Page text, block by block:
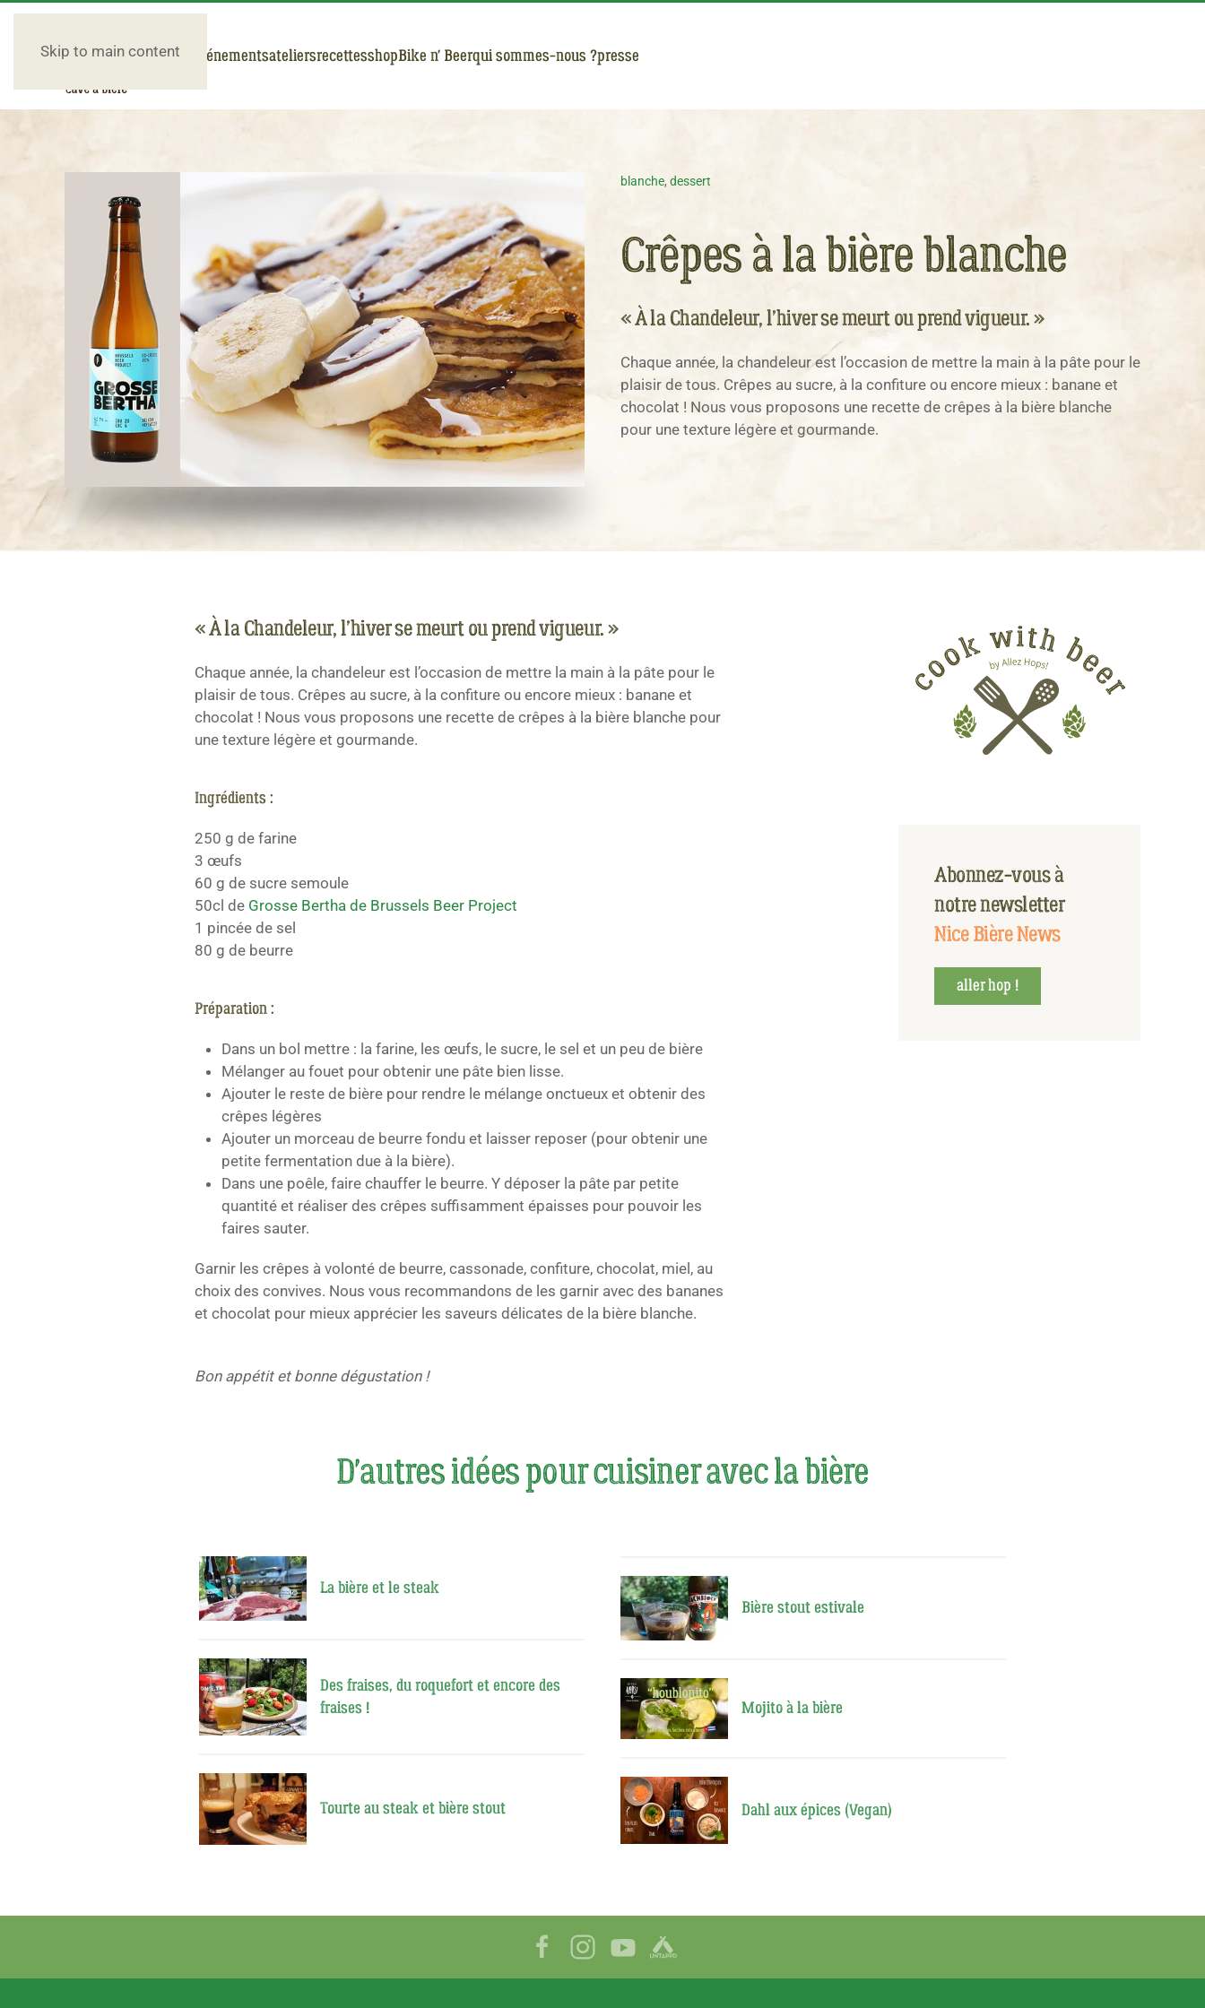
Skip to main content
nos bières événementsateliersrecettesshopBike n' Beerqui sommes-nous ?presse
blanche, dessert
Crêpes à la bière blanche
« À la Chandeleur, l’hiver se meurt ou prend vigueur. »
Chaque année, la chandeleur est l’occasion de mettre la main à la pâte pour le
plaisir de tous. Crêpes au sucre, à la confiture ou encore mieux : banane et
chocolat ! Nous vous proposons une recette de crêpes à la bière blanche
pour une texture légère et gourmande.
« À la Chandeleur, l’hiver se meurt ou prend vigueur. »
Chaque année, la chandeleur est l’occasion de mettre la main à la pâte pour le
plaisir de tous. Crêpes au sucre, à la confiture ou encore mieux : banane et
chocolat ! Nous vous proposons une recette de crêpes à la bière blanche pour
une texture légère et gourmande.
Ingrédients :
250 g de farine
3 œufs
60 g de sucre semoule
50cl de Grosse Bertha de Brussels Beer Project
1 pincée de sel
80 g de beurre
Préparation :
Dans un bol mettre : la farine, les œufs, le sucre, le sel et un peu de bière
Mélanger au fouet pour obtenir une pâte bien lisse.
Ajouter le reste de bière pour rendre le mélange onctueux et obtenir des
crêpes légères
Ajouter un morceau de beurre fondu et laisser reposer (pour obtenir une
petite fermentation due à la bière).
Dans une poêle, faire chauffer le beurre. Y déposer la pâte par petite
quantité et réaliser des crêpes suffisamment épaisses pour pouvoir les
faires sauter.
Garnir les crêpes à volonté de beurre, cassonade, confiture, chocolat, miel, au
choix des convives. Nous vous recommandons de les garnir avec des bananes
et chocolat pour mieux apprécier les saveurs délicates de la bière blanche.
Bon appétit et bonne dégustation !
Abonnez-vous à
notre newsletter
Nice Bière News
aller hop !
D'autres idées pour cuisiner avec la bière
La bière et le steak
Des fraises, du roquefort et encore des
fraises !
Tourte au steak et bière stout
Bière stout estivale
Mojito à la bière
Dahl aux épices (Vegan)